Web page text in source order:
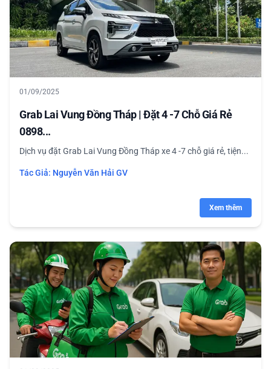
01/09/2025
Grab Lai Vung Đồng Tháp | Đặt 4 -7 Chỗ Giá Rẻ
0898...
Dịch vụ đặt Grab Lai Vung Đồng Tháp xe 4 -7 chỗ giá rẻ, tiện...
Tác Giả: Nguyễn Văn Hải GV
Xem thêm